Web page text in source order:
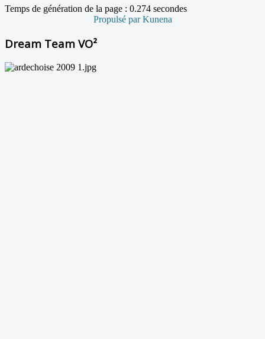
Temps de génération de la page : 0.274 secondes
Propulsé parKunena
Dream Team VO²